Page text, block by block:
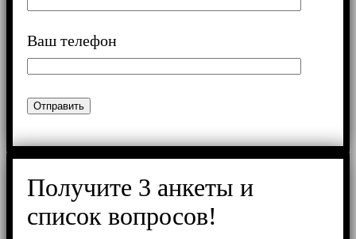
Ваш телефон
Получитe 3 анкеты и
список вопросов!